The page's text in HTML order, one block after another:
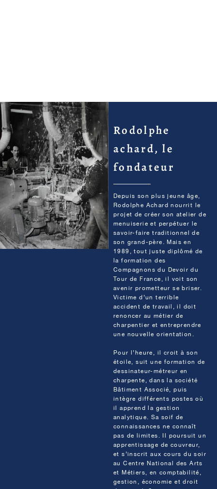
Rodolphe
achard, le
fondateur
Depuis son plus jeune âge,
Rodolphe Achard nourrit le
projet de créer son atelier de
menuiserie et perpétuer le
savoir-faire traditionnel de
son grand-père. Mais en
1989, tout juste diplômé de
la formation des
Compagnons du Devoir du
Tour de France, il voit son
avenir prometteur se briser.
Victime d’un terrible
accident de travail, il doit
renoncer au métier de
charpentier et entreprendre
une nouvelle orientation.
Pour l’heure, il croit à son
étoile, suit une formation de
dessinateur-métreur en
charpente, dans la société
Bâtiment Associé, puis
intègre différents postes où
il apprend la gestion
analytique. Sa soif de
connaissances ne connaît
pas de limites. Il poursuit un
apprentissage de couvreur,
et s’inscrit aux cours du soir
au Centre National des Arts
et Métiers, en comptabilité,
gestion, économie et droit